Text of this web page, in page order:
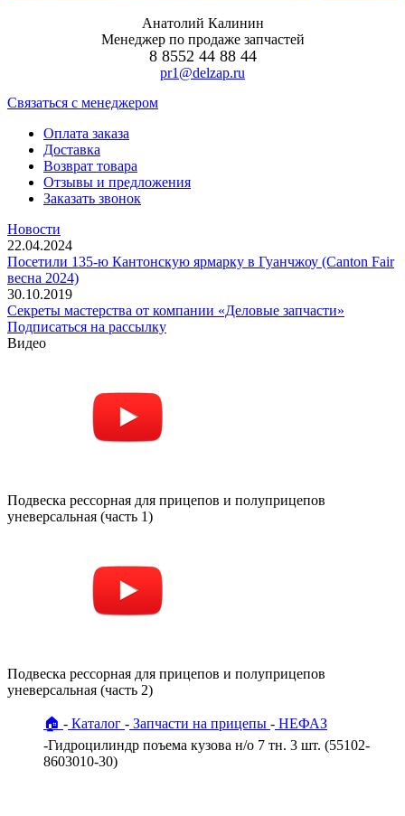
Анатолий Калинин
Менеджер по продаже запчастей
8 8552 44 88 44
pr1@delzap.ru
Cвязаться с менеджером
Оплата заказа
Доставка
Возврат товара
Отзывы и предложения
Заказать звонок
Новости
22.04.2024
Посетили 135-ю Кантонскую ярмарку в Гуанчжоу (Canton Fair
весна 2024)
30.10.2019
Секреты мастерства от компании «Деловые запчасти»
Подписаться на рассылку
Видео
Подвеска рессорная для прицепов и полуприцепов
уневерсальная (часть 1)
Подвеска рессорная для прицепов и полуприцепов
уневерсальная (часть 2)
🏠 Каталог Запчасти на прицепы
НЕФАЗ
Гидроцилиндр поъема кузова н/о 7 тн. 3 шт. (55102-
8603010-30)